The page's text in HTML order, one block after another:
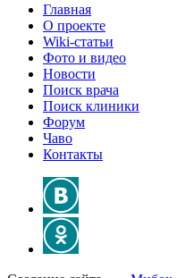
Главная
О проекте
Wiki-статьи
Фото и видео
Новости
Поиск врача
Поиск клиники
Форум
Чаво
Контакты